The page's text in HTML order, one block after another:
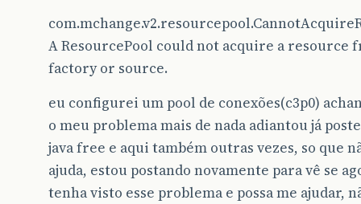
A ResourcePool could not acquire a resource
factory or source.
eu configurei um pool de conexões(c3p0)
o meu problema mais de nada adiantou já
java free e aqui também outras vezes, so que
ajuda, estou postando novamente para vê se
tenha visto esse problema e possa me ajudar,